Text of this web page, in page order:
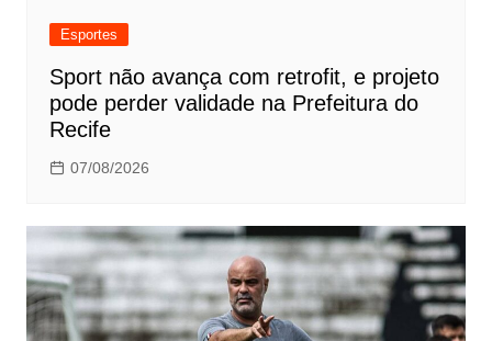
Esportes
Sport não avança com retrofit, e projeto
pode perder validade na Prefeitura do
Recife
07/08/2026